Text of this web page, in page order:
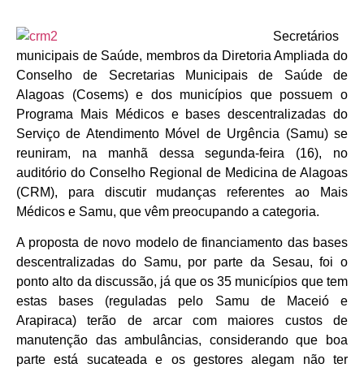
Secretários
municipais de Saúde, membros da Diretoria Ampliada do
Conselho de Secretarias Municipais de Saúde de
Alagoas (Cosems) e dos municípios que possuem o
Programa Mais Médicos e bases descentralizadas do
Serviço de Atendimento Móvel de Urgência (Samu) se
reuniram, na manhã dessa segunda-feira (16), no
auditório do Conselho Regional de Medicina de Alagoas
(CRM), para discutir mudanças referentes ao Mais
Médicos e Samu, que vêm preocupando a categoria.
A proposta de novo modelo de financiamento das bases
descentralizadas do Samu, por parte da Sesau, foi o
ponto alto da discussão, já que os 35 municípios que tem
estas bases (reguladas pelo Samu de Maceió e
Arapiraca) terão de arcar com maiores custos de
manutenção das ambulâncias, considerando que boa
parte está sucateada e os gestores alegam não ter